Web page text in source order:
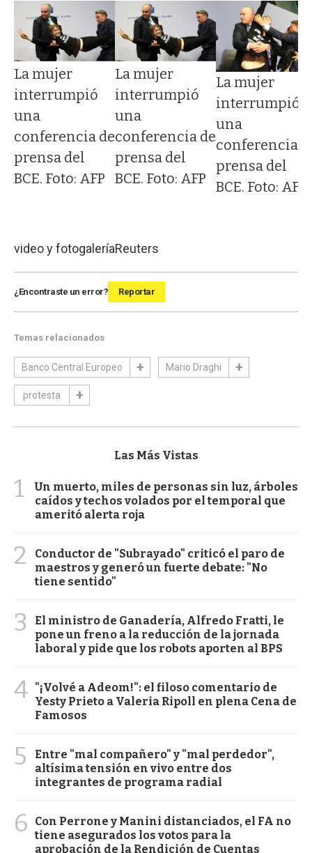
La mujer
interrumpió
una
conferencia de
prensa del
BCE. Foto: AFP
La mujer
interrumpió
una
conferencia de
prensa del
BCE. Foto: AFP
La mujer
interrumpió
una
conferencia
prensa del
BCE. Foto: AFP
video y fotogaleríaReuters
¿Encontraste un error? Reportar
Temas relacionados
Banco Central Europeo Mario Draghi
protesta
Las Más Vistas
1
Un muerto, miles de personas sin luz, árboles
caídos y techos volados por el temporal que
ameritó alerta roja
2
Conductor de "Subrayado" criticó el paro de
maestros y generó un fuerte debate: "No
tiene sentido"
3
El ministro de Ganadería, Alfredo Fratti, le
pone un freno a la reducción de la jornada
laboral y pide que los robots aporten al BPS
4 "¡Volvé a Adeom!": el filoso comentario de
Yesty Prieto a Valeria Ripoll en plena Cena de
Famosos
5
Entre "mal compañero" y "mal perdedor",
altísima tensión en vivo entre dos
integrantes de programa radial
6
Con Perrone y Manini distanciados, el FA no
tiene asegurados los votos para la
aprobación de la Rendición de Cuentas